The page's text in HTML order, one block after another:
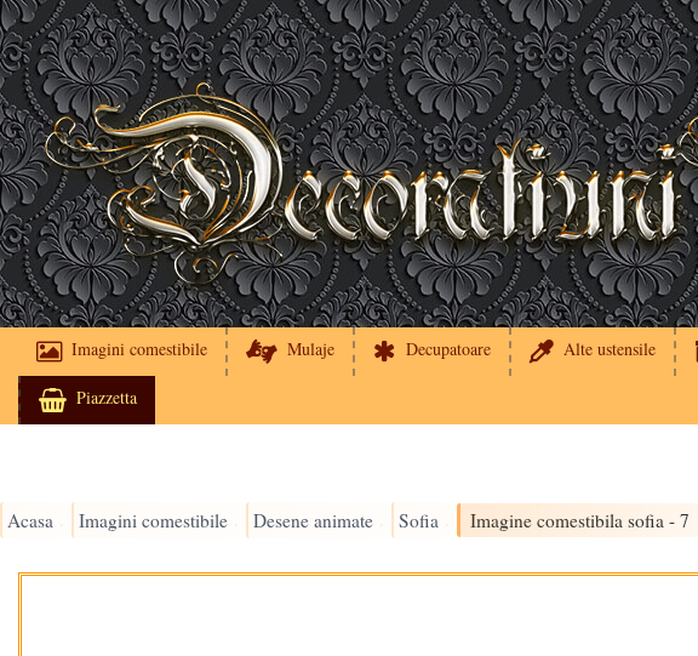
Imagini comestibile Mulaje Decupatoare Alte ustensile
Piazzetta
Acasa Imagini comestibile Desene animate Sofia Imagine comestibila sofia - 7